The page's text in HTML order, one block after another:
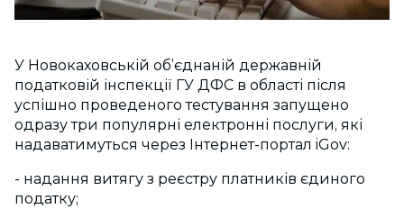
У Новокаховській об’єднаній державній
податковій інспекції ГУ ДФС в області після
успішно проведеного тестування запущено
одразу три популярні електронні послуги, які
надаватимуться через Інтернет-портал iGov:
- надання витягу з реєстру платників єдиного
податку;